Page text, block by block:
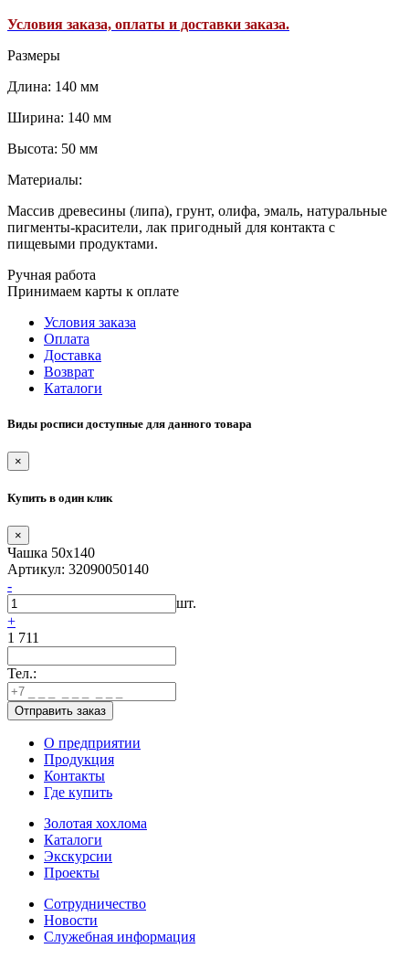
Условия заказа, оплаты и доставки заказа.
Размеры
Длина: 140 мм
Ширина: 140 мм
Высота: 50 мм
Материалы:
Массив древесины (липа), грунт, олифа, эмаль, натуральные
пигменты-красители, лак пригодный для контакта с
пищевыми продуктами.
Ручная работа
Принимаем карты к оплате
Условия заказа
Оплата
Доставка
Возврат
Каталоги
Виды росписи доступные для данного товара
×
Купить в один клик
×
Чашка 50х140
Артикул: 32090050140
-
шт.
+
1 711
Тел.:
О предприятии
Продукция
Контакты
Где купить
Золотая хохлома
Каталоги
Экскурсии
Проекты
Сотрудничество
Новости
Служебная информация